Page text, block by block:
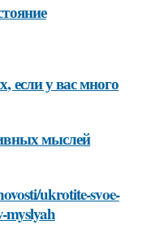
если у вас много
мыслей
ukrotite-svoe-
myslyah